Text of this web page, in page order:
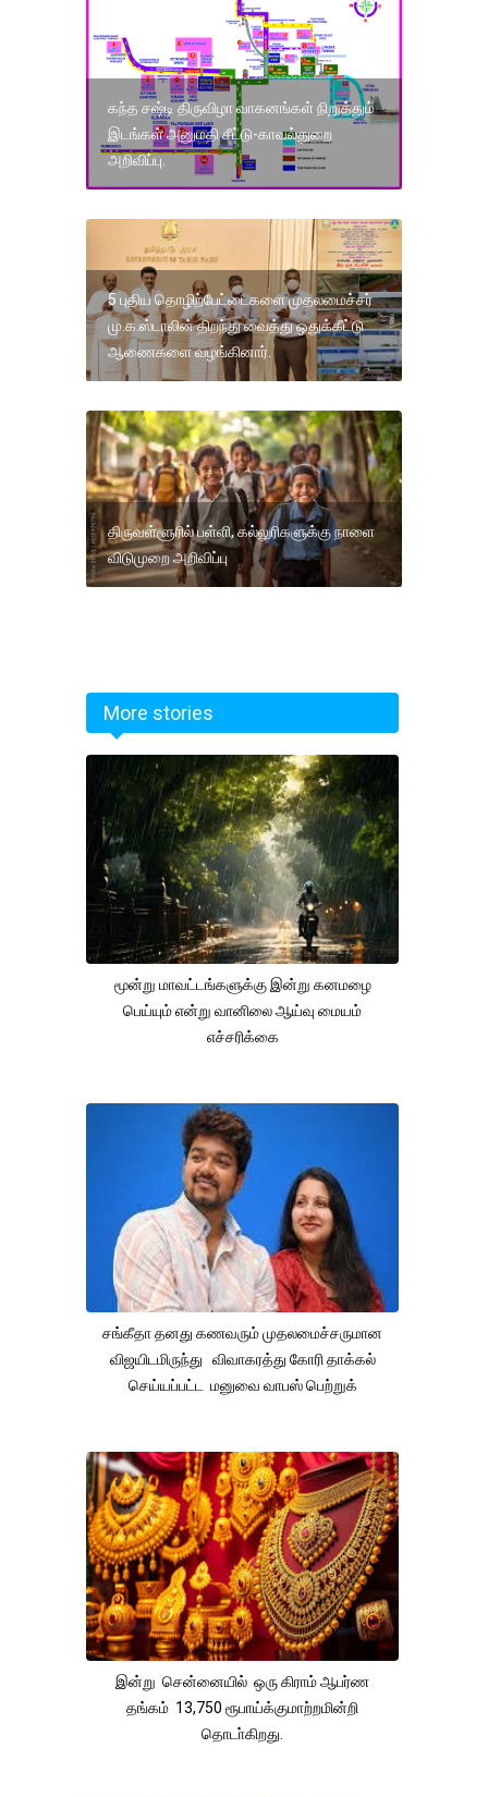
கந்த சஷ்டி திருவிழா வாகனங்கள் நிறுத்தும்
இடங்கள் அனுமதி சீட்டு-காவல்துறை
அறிவிப்பு.
5 புதிய தொழிற்பேட்டைகளை முதலமைச்சர்
மு.க.ஸ்டாலின் திறந்து வைத்து ஒதுக்கீட்டு
ஆணைகளை வழங்கினார்.
திருவள்ளூரில் பள்ளி, கல்லுரிகளுக்கு நாளை
விடுமுறை அறிவிப்பு
More stories
மூன்று மாவட்டங்களுக்கு இன்று கனமழை
பெய்யும் என்று வானிலை ஆய்வு மையம்
எச்சரிக்கை
சங்கீதா தனது கணவரும் முதலமைச்சருமான
விஜயிடமிருந்து விவாகரத்து கோரி தாக்கல்
செய்யப்பட்ட மனுவை வாபஸ் பெற்றுக்
இன்று சென்னையில் ஒரு கிராம் ஆபர்ண
தங்கம் 13,750 ரூபாய்க்குமாற்றமின்றி
தொடா்கிறது.